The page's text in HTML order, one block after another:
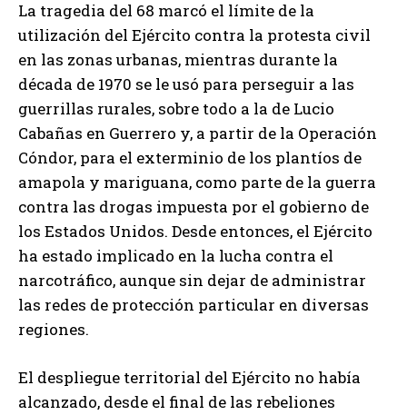
La tragedia del 68 marcó el límite de la
utilización del Ejército contra la protesta civil
en las zonas urbanas, mientras durante la
década de 1970 se le usó para perseguir a las
guerrillas rurales, sobre todo a la de Lucio
Cabañas en Guerrero y, a partir de la Operación
Cóndor, para el exterminio de los plantíos de
amapola y mariguana, como parte de la guerra
contra las drogas impuesta por el gobierno de
los Estados Unidos. Desde entonces, el Ejército
ha estado implicado en la lucha contra el
narcotráfico, aunque sin dejar de administrar
las redes de protección particular en diversas
regiones.
El despliegue territorial del Ejército no había
alcanzado, desde el final de las rebeliones